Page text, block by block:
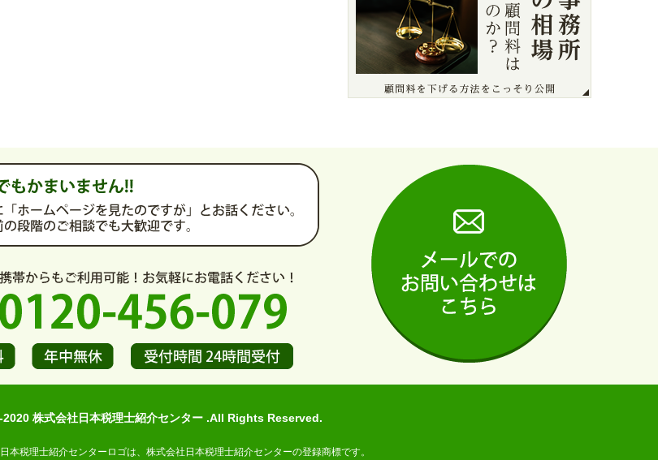
株式会社日本税理士紹介センター .All Rights Reserved.
本税理士紹介センターロゴは、株式会社日本税理士紹介センターの登録商標です。